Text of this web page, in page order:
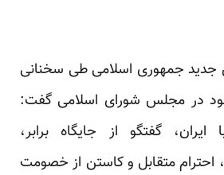
جمهوری اسلامی طی سخنانی
در مجلس شورای اسلامی گفت:
ایران، گفتگو از جایگاه برابر،
احترام متقابل و کاستن از خصومت